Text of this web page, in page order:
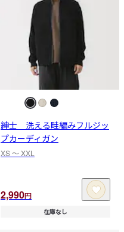
紳士 洗える畦編みフルジッ
プカーディガン
XS 〜 XXL
2,990円
在庫なし